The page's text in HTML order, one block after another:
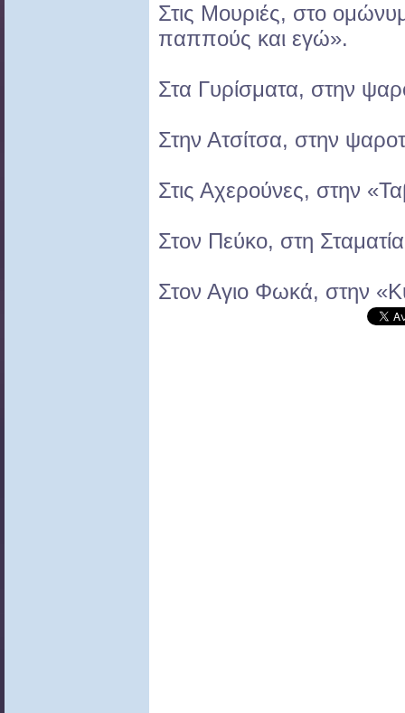
Στις Μουριές, στο
παππούς και εγώ».
Στα Γυρίσματα, στην
Στην Ατσίτσα, στην
Στις Αχερούνες, στην
Στον Πεύκο, στη
Στον Αγιο Φωκά, στην